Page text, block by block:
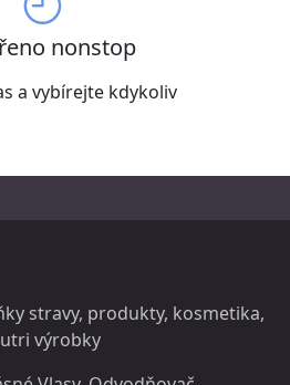
nonstop
a vybírejte kdykoliv
stravy, produkty, kosmetika,
výrobky